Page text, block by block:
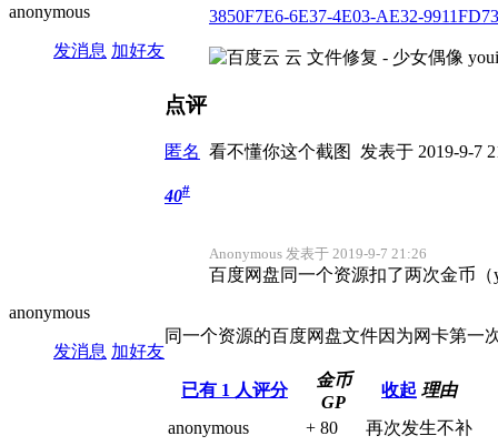
anonymous
发消息 加好友
3850F7E6-6E37-4E03-AE32-
点评
匿名 看不懂你这个截图 发表于 2019-9-7
anonymous
发消息 加好友
40#
Anonymous 发表于 2019-9-7 21:26
百度网盘同一个资源扣了两次金币
同一个资源的百度网盘文件因为网卡第一
已有 1 人评分
金币
GP
收起 理由
anonymous
+ 80 再次发生不补